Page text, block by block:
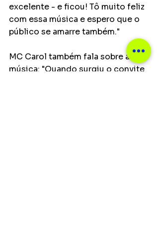
excelente - e ficou! Tô muito feliz
com essa música e espero que o
público se amarre também."
MC Carol também fala sobre a
música: "Quando surgiu o convite